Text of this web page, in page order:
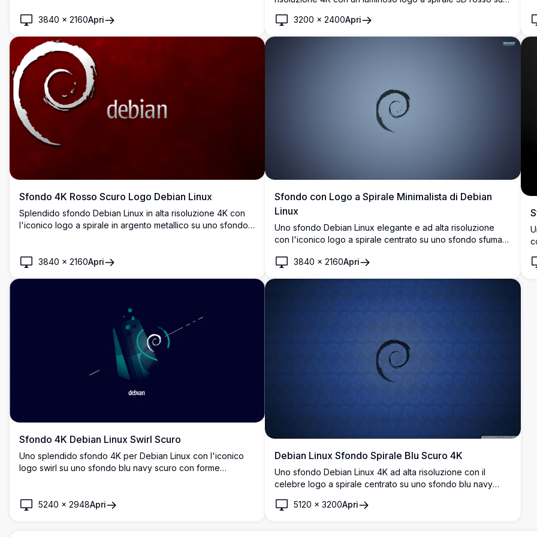
3840 × 2160Apri
Linux e gli sviluppatori che cercano uno sfondo desktop
elegante e minimalista.
3200 ×2400Apri
Sfondo 4K Rosso Scuro Logo Debian Linux
Splendido sfondo Debian Linux in alta risoluzione 4K con
l'iconico logo a spirale in argento metallico su uno sfondo
desktop elegante.
3840 × 2160Apri
Sfondo con Logo a Spirale Minimalista di Debian
Linux
Uno sfondo Debian Linux elegante e ad alta risoluzione
con l'iconico logo a spirale centrato su uno sfondo sfumato
che cercano un'estetica desktop pulita e minimalista.
3840 ×2160Apri
Sfondo 4K Debian Linux Swirl Scuro
Uno splendido sfondo 4K per Debian Linux con l'iconico
logo swirl su uno sfondo blu navy scuro con forme
5240 × 2948Apri
Debian Linux Sfondo Spirale Blu Scuro 4K
Uno sfondo Debian Linux 4K ad alta risoluzione con il
celebre logo a spirale centrato su uno sfondo blu navy
Debian.
5120 ×3200Apri